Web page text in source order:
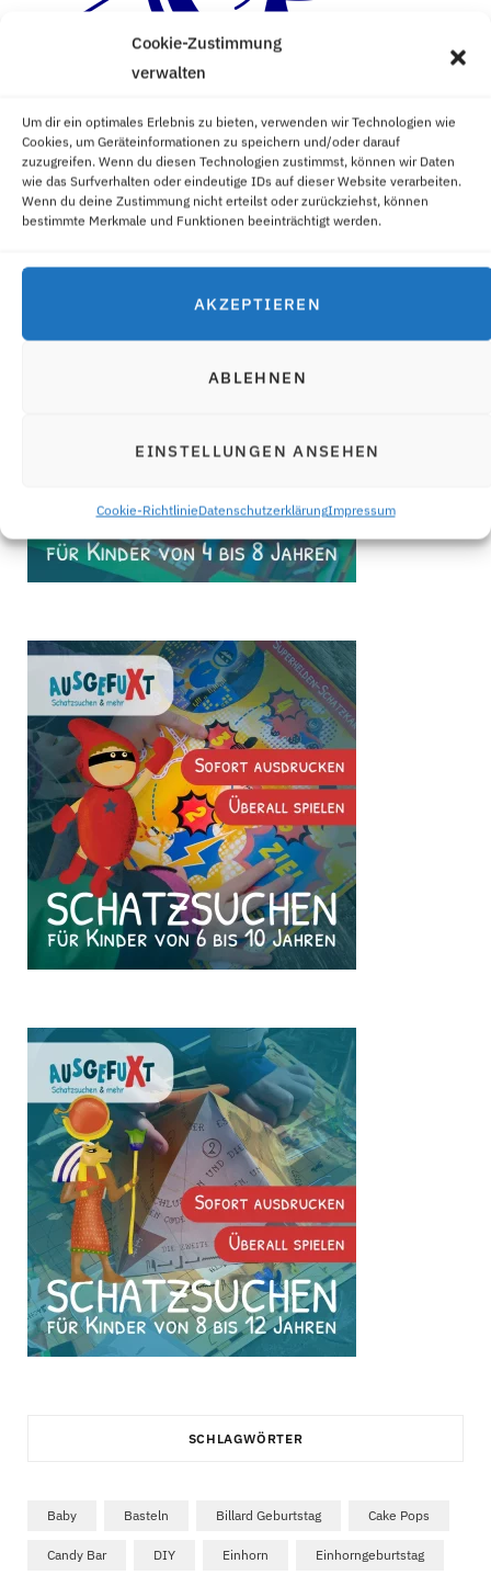
Cookie-Zustimmung
verwalten
Um dir ein optimales Erlebnis zu bieten, verwenden wir Technologien wie
Cookies, um Geräteinformationen zu speichern und/oder darauf
zuzugreifen. Wenn du diesen Technologien zustimmst, können wir Daten
wie das Surfverhalten oder eindeutige IDs auf dieser Website verarbeiten.
Wenn du deine Zustimmung nicht erteilst oder zurückziehst, können
bestimmte Merkmale und Funktionen beeinträchtigt werden.
AKZEPTIEREN
ABLEHNEN
EINSTELLUNGEN ANSEHEN
Cookie-RichtlinieDatenschutzerklärungImpressum
SCHLAGWÖRTER
Baby Basteln Billard Geburtstag Cake Pops
Candy Bar DIY Einhorn Einhorngeburtstag